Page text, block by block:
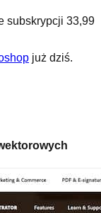
subskrypcji 33,99
już dziś.